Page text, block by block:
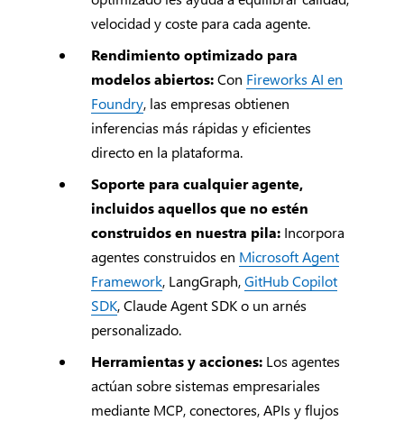
velocidad y coste para cada agente.
Rendimiento optimizado para
modelos abiertos:Con Fireworks AI en
Foundry, las empresas obtienen
inferencias más rápidas y eficientes
directo en la plataforma.
Soporte para cualquier agente,
incluidos aquellos que no estén
construidos en nuestra pila:Incorpora
agentes construidos en Microsoft Agent
Framework, LangGraph,GitHub Copilot
SDK, Claude Agent SDK o un arnés
personalizado.
Herramientas y acciones:Los agentes
actúan sobre sistemas empresariales
mediante MCP, conectores, APIs y flujos